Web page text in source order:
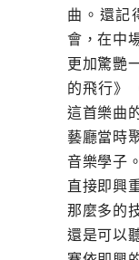
曲。還記
會，在中
更加驚艷
的飛行》
這首樂曲
藝廳當時
音樂學子
直接即興
那麼多的
還是可以